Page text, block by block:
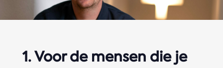
1.Voor de mensen die je